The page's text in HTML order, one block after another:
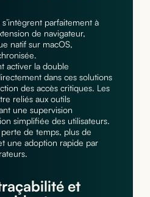
parfaitement à
de navigateur,
natif sur macOS,
activer la double
dans ces solutions
des accès critiques. Les
reliés aux outils
une supervision
simplifiée des utilisateurs.
de temps, plus de
une adoption rapide par
et